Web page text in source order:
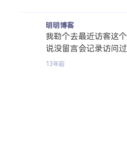
明明博客
我勒个去最近访客这
说没留言会记录访问
13年前